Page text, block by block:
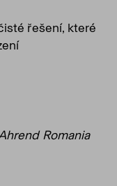
řešení, které
Romania